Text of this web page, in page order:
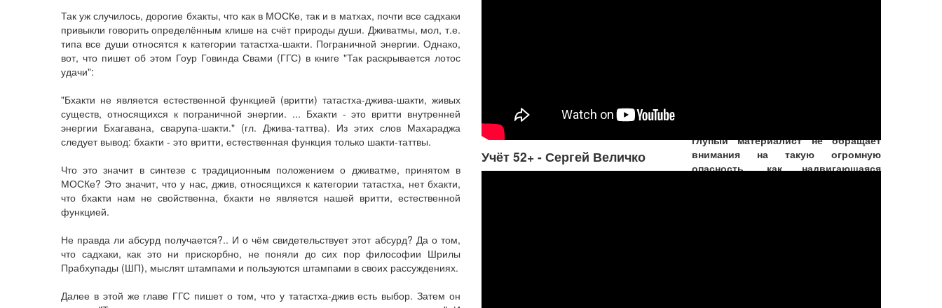
Так уж случилось, дорогие бхакты, что как в МОСКе, так и в матхах, почти все садхаки
привыкли говорить определённым клише на счёт природы души. Дживатмы, мол, т.е.
типа все души относятся к категории татастха-шакти. Пограничной энергии. Однако,
вот, что пишет об этом Гоур Говинда Свами (ГГС) в книге "Так раскрывается лотос
удачи":
"Бхакти не является естественной функцией (вритти) татастха-джива-шакти, живых
существ, относящихся к пограничной энергии. ... Бхакти - это вритти внутренней
энергии Бхагавана, сварупа-шакти." (гл. Джива-таттва). Из этих слов Махараджа
следует вывод: бхакти - это вритти, естественная функция только шакти-таттвы.
Что это значит в синтезе с традиционным положением о дживатме, принятом в
МОСКе? Это значит, что у нас, джив, относящихся к категории татастха, нет бхакти,
что бхакти нам не свойственна, бхакти не является нашей вритти, естественной
функцией.
Не правда ли абсурд получается?.. И о чём свидетельствует этот абсурд? Да о том,
что садхаки, как это ни прискорбно, не поняли до сих пор философии Шрилы
Прабхупады (ШП), мыслят штампами и пользуются штампами в своих рассуждениях.
Далее в этой же главе ГГС пишет о том, что у татастха-джив есть выбор. Затем он
Учёт 52+ - Сергей Величко
глупый материалист не обращает
внимания на такую огромную
опасность, как надвигающаяся